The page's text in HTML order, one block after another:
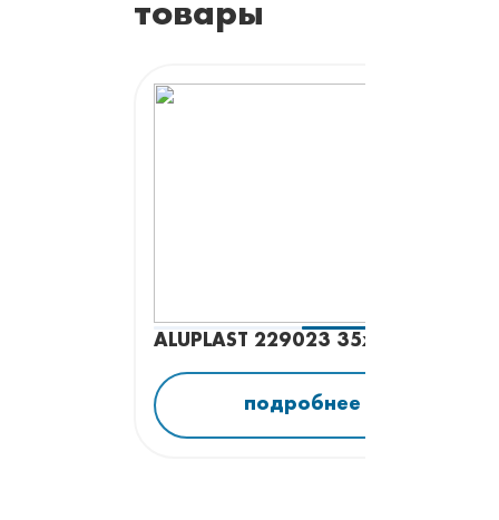
товары
ALUPLAST 229023 35x27
подробнее